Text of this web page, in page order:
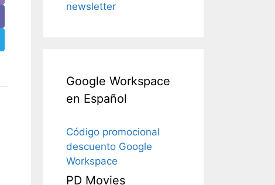
newsletter
Google Workspace
en Español
Código promocional
descuento Google
Workspace
PD Movies